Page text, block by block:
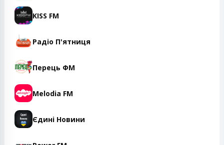
KISS FM
Радіо П'ятниця
Перець ФМ
Melodia FM
Єдині Новини